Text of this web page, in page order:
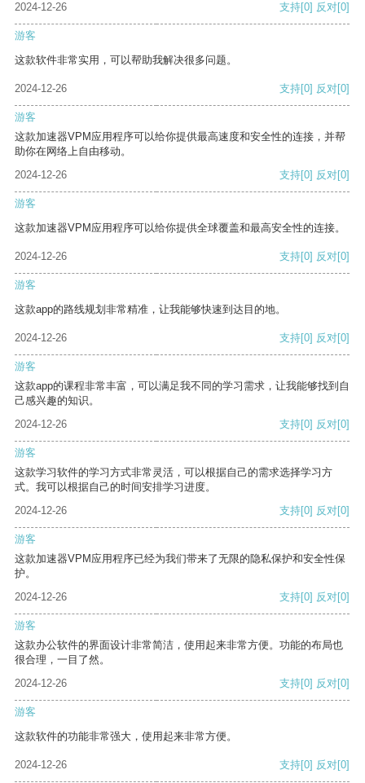
2024-12-26 支持[0] 反对[0]
游客
这款软件非常实用，可以帮助我解决很多问题。
2024-12-26 支持[0] 反对[0]
游客
这款加速器VPM应用程序可以给你提供最高速度和安全性的连接，并帮
助你在网络上自由移动。
2024-12-26
支持[0] 反对[0]
游客
这款加速器VPM应用程序可以给你提供全球覆盖和最高安全性的连接。
2024-12-26 支持[0] 反对[0]
游客
这款app的路线规划非常精准，让我能够快速到达目的地。
2024-12-26 支持[0] 反对[0]
游客
这款app的课程非常丰富，可以满足我不同的学习需求，让我能够找到自
己感兴趣的知识。
2024-12-26
支持[0] 反对[0]
游客
这款学习软件的学习方式非常灵活，可以根据自己的需求选择学习方
式。我可以根据自己的时间安排学习进度。
2024-12-26
支持[0] 反对[0]
游客
这款加速器VPM应用程序已经为我们带来了无限的隐私保护和安全性保
护。
2024-12-26
支持[0] 反对[0]
游客
这款办公软件的界面设计非常简洁，使用起来非常方便。功能的布局也
很合理，一目了然。
2024-12-26
支持[0] 反对[0]
游客
这款软件的功能非常强大，使用起来非常方便。
2024-12-26 支持[0] 反对[0]